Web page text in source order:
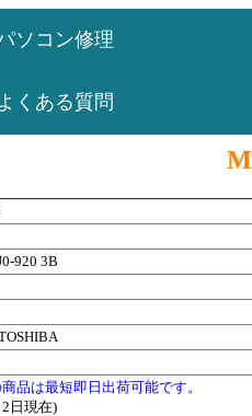
ソコン修理
くある質問
920 3B
品は最短即日出荷可能です。
日現在)